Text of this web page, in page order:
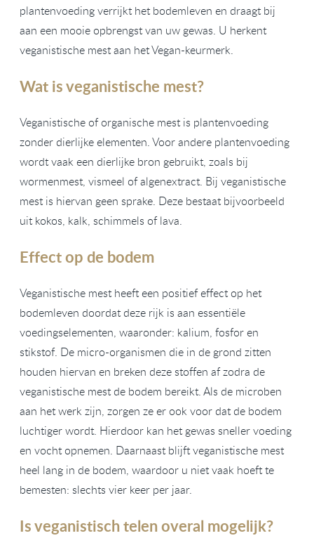
plantenvoeding verrijkt het bodemleven en draagt bij
aan een mooie opbrengst van uw gewas. U herkent
veganistische mest aan het Vegan-keurmerk.
Wat is veganistische mest?
Veganistische of organische mest is plantenvoeding
zonder dierlijke elementen. Voor andere plantenvoeding
wordt vaak een dierlijke bron gebruikt, zoals bij
wormenmest, vismeel of algenextract. Bij veganistische
mest is hiervan geen sprake. Deze bestaat bijvoorbeeld
uit kokos, kalk, schimmels of lava.
Effect op de bodem
Veganistische mest heeft een positief effect op het
bodemleven doordat deze rijk is aan essentiële
voedingselementen, waaronder: kalium, fosfor en
stikstof. De micro-organismen die in de grond zitten
houden hiervan en breken deze stoffen af zodra de
veganistische mest de bodem bereikt. Als de microben
aan het werk zijn, zorgen ze er ook voor dat de bodem
luchtiger wordt. Hierdoor kan het gewas sneller voeding
en vocht opnemen. Daarnaast blijft veganistische mest
heel lang in de bodem, waardoor u niet vaak hoeft te
bemesten: slechts vier keer per jaar.
Is veganistisch telen overal mogelijk?